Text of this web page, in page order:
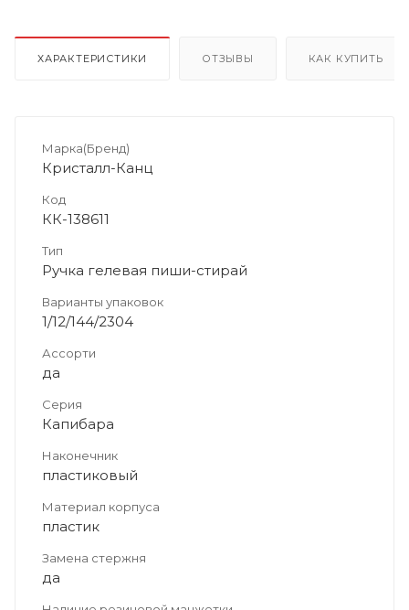
ХАРАКТЕРИСТИКИ ОТЗЫВЫ КАК КУПИТЬ
Марка(Бренд)
Кристалл-Канц
Код
КК-138611
Тип
Ручка гелевая пиши-стирай
Варианты упаковок
1/12/144/2304
Ассорти
да
Серия
Капибара
Наконечник
пластиковый
Материал корпуса
пластик
Замена стержня
да